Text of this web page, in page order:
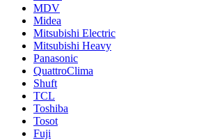
MDV
Midea
Mitsubishi Electric
Mitsubishi Heavy
Panasonic
QuattroClima
Shuft
TCL
Toshiba
Tosot
Fuji